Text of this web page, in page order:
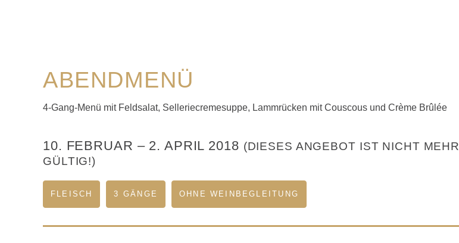
ABENDMENÜ
4-Gang-Menü mit Feldsalat, Selleriecremesuppe, Lammrücken mit Couscous und Crème Brûlée
10. FEBRUAR – 2. APRIL 2018 (DIESES ANGEBOT IST NICHT MEHR
GÜLTIG!)
FLEISCH 3 GÄNGE OHNE WEINBEGLEITUNG